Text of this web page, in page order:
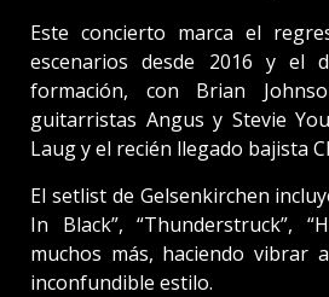
Este concierto marca el
escenarios desde 2016 y el
formación, con Brian
guitarristas Angus y Stevie
Laug y el recién llegado bajista
El setlist de Gelsenkirchen
In Black”, “Thunderstruck”,
muchos más, haciendo vibrar
inconfundible estilo.